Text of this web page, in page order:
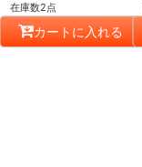
在庫数2点
カートに入れる